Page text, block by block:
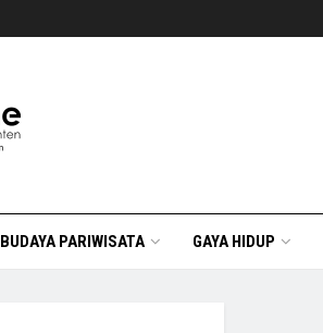
BUDAYA PARIWISATA GAYA HIDUP